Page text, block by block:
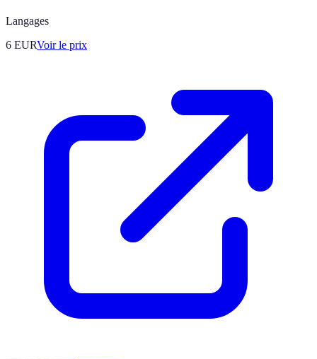
Langages
6 EURVoir le prix